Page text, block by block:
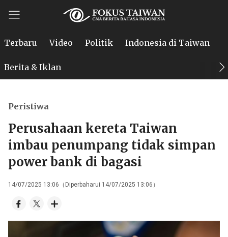
Terbaru Video Politik Indonesia di Taiwan
Berita & Iklan
Peristiwa
Perusahaan kereta Taiwan
imbau penumpang tidak simpan
power bank di bagasi
14/07/2025 13:06（Diperbaharui 14/07/2025 13:06）